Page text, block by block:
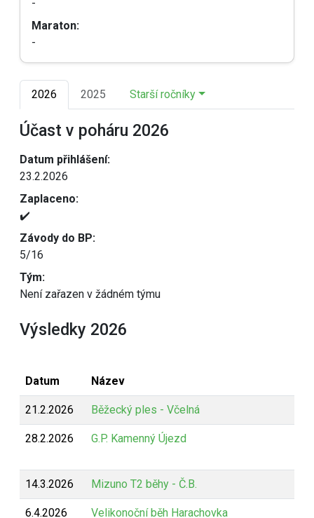
-
Maraton:
-
2026 2025 Starší ročníky
Účast v poháru 2026
Datum přihlášení:
23.2.2026
Zaplaceno:
✔️
Závody do BP:
5/16
Tým:
Není zařazen v žádném týmu
Výsledky 2026
Datum Název
21.2.2026 Běžecký ples - Včelná
28.2.2026 G.P. Kamenný Újezd
14.3.2026 Mizuno T2 běhy - Č.B.
6.4.2026 Velikonoční běh Harachovka